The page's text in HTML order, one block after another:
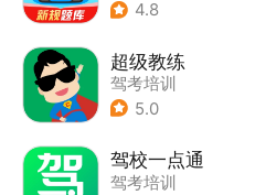
4.8
超级教练
驾考培训
5.0
驾校一点通
驾考培训